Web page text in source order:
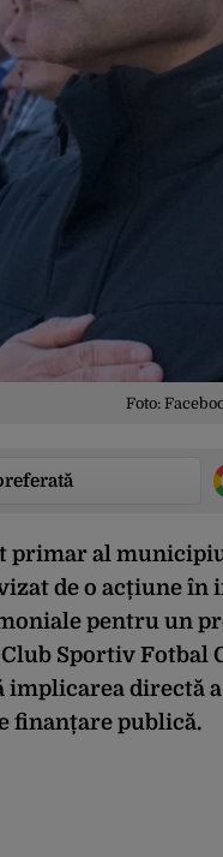
Foto:
primar al
de o acțiune în
pentru un
Sportiv Fotbal
implicarea directă
finanțare publică.